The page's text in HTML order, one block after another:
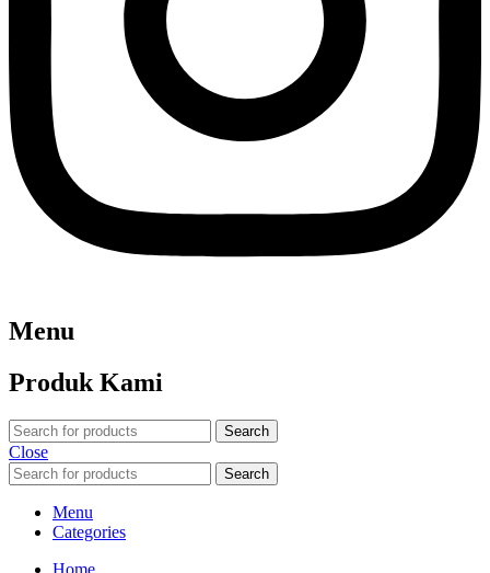
Menu
Produk Kami
Search
Close
Search
Menu
Categories